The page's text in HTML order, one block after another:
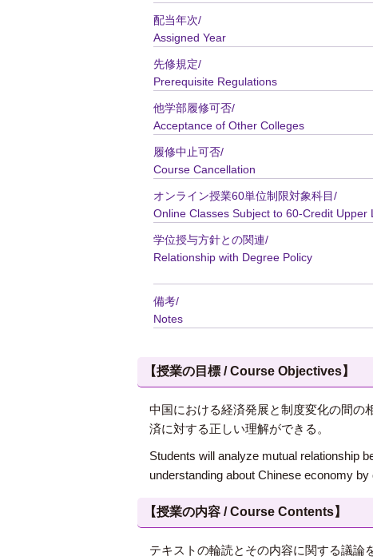
配当年次/
Assigned Year
先修規定/
Prerequisite Regulations
他学部履修可否/
Acceptance of Other Colleges
履修中止可否/
Course Cancellation
オンライン授業60単位制限対象科目/
Online Classes Subject to 60-Credit Upper
学位授与方針との関連/
Relationship with Degree Policy
備考/
Notes
【授業の目標 / Course Objectives】
中国における経済発展と制度変化の間の
済に対する正しい理解ができる。
Students will analyze mutual relationship
understanding about Chinese economy
【授業の内容 / Course Contents】
テキストの輪読とその内容に関する議論